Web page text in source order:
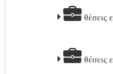
θέσεις
θέσεις